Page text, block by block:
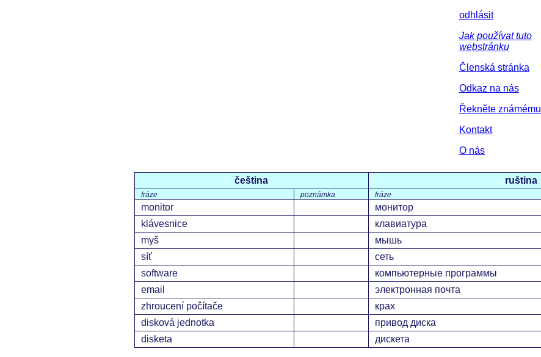
odhlásit
Jak používat tuto
webstránku
Členská stránka
Odkaz na nás
Řekněte známému
Kontakt
O nás
čeština ruština
fráze poznámka fráze
monitor
монитор
klávesnice
клавиатура
myš
мышь
síť
сеть
software
компьютерные программы
email
электронная почта
zhroucení počítače
крах
disková jednotka
привод диска
disketa
дискета